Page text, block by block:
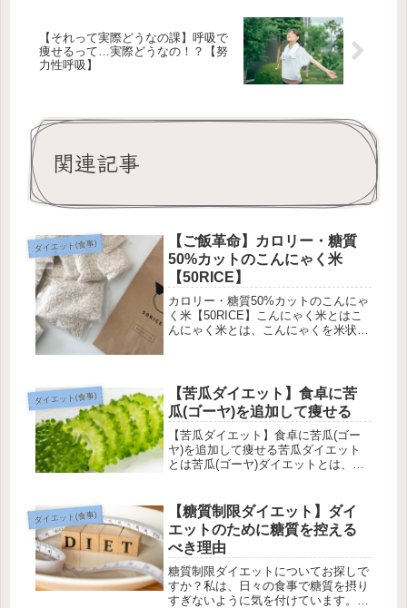
【それって実際どうなの課】呼吸で
痩せるって…実際どうなの！？【努
力性呼吸】
関連記事
ダイエット(食事)
【ご飯革命】カロリー・糖質
50%カットのこんにゃく米
【50RICE】
カロリー・糖質50%カットのこんにゃ
く米【50RICE】こんにゃく米とはこ
んにゃく米とは、こんにゃくを米状に
有名なこんにゃくは糖質量も少な...
ダイエット(食事)
【苦瓜ダイエット】食卓に苦
瓜(ゴーヤ)を追加して痩せる
【苦瓜ダイエット】食卓に苦瓜(ゴー
ヤ)を追加して痩せる苦瓜ダイエット
とは苦瓜(ゴーヤ)ダイエットとは、食
食事制限系のダイエットとは異なり、
普段の食事に苦瓜(ゴーヤ)をプラ...
ダイエット(食事)
【糖質制限ダイエット】ダイ
エットのために糖質を控える
べき理由
糖質制限ダイエットについてお探しで
すか？私は、日々の食事で糖質を摂り
すぎないように気を付けています。本